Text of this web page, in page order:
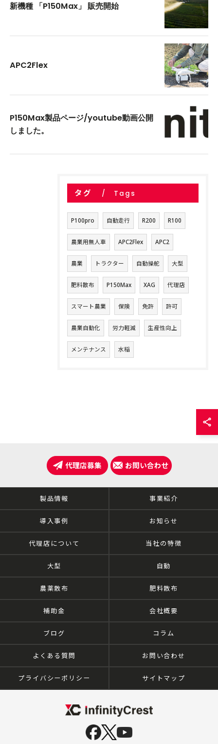
新機種 「P150Max」 販売開始
APC2Flex
P150Max製品ページ/youtube動画公開
しました。
タグ Tags
P100pro 自動走行 R200 R100
農業用無人車 APC2Flex APC2
農業 トラクター 自動操舵 大型
肥料散布 P150Max XAG 代理店
スマート農業 保険 免許 許可
農業自動化 労力軽減 生産性向上
メンテナンス 水稲
代理店募集 お問い合わせ
製品情報 事業紹介
導入事例 お知らせ
代理店について 当社の特徴
大型 自動
農薬散布 肥料散布
補助金 会社概要
ブログ コラム
よくある質問 お問い合わせ
プライバシーポリシー サイトマップ